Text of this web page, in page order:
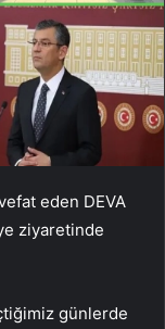
eden DEVA
ziyaretinde
günlerde